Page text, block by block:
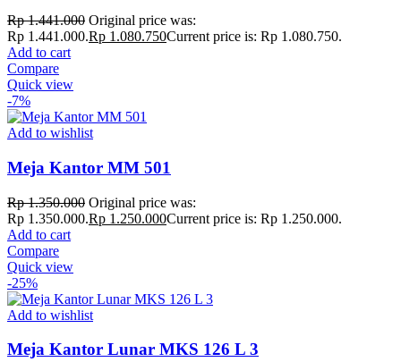
Rp1.441.000 Original price was:
Rp 1.441.000.Rp 1.080.750Current price is: Rp 1.080.750.
Add to cart
Compare
Quick view
-7%
Add to wishlist
Meja Kantor MM 501
Rp1.350.000 Original price was:
Rp 1.350.000.Rp 1.250.000Current price is: Rp 1.250.000.
Add to cart
Compare
Quick view
-25%
Add to wishlist
Meja Kantor Lunar MKS 126 L 3